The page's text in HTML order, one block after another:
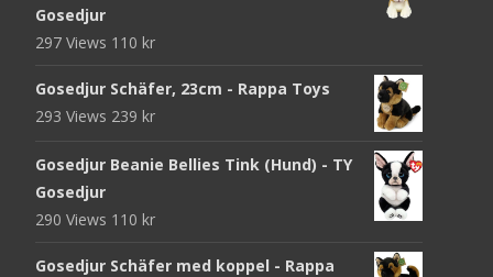
Gosedjur
297 Views 110 kr
Gosedjur Schäfer, 23cm - Rappa Toys
293 Views 239 kr
Gosedjur Beanie Bellies Tink (Hund) - TY
Gosedjur
290 Views 110 kr
Gosedjur Schäfer med koppel - Rappa